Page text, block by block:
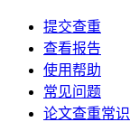
提交查重
查看报告
使用帮助
常见问题
论文查重常识